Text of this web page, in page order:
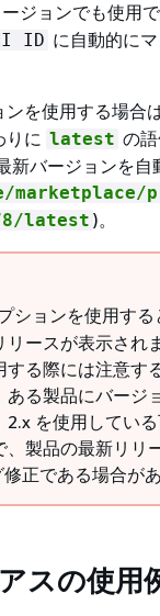
ジョンでも使用
ID に自動的に
を使用する場合は
りに latest の
新バージョンを
marketplace/
latest )。
ションを使用する
リースが表示され
する際には注意す
ある製品にバージ
2.x を使用してい
、製品の最新リリ
正である場合があ
スの使用